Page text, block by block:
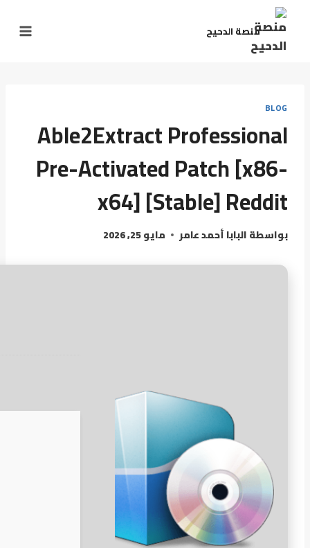
منصة الدحيح
BLOG
Able2Extract Professional
Pre-Activated Patch [x86-
x64] [Stable] Reddit
بواسطةالبابا أحمد عامر مايو 25, 2026